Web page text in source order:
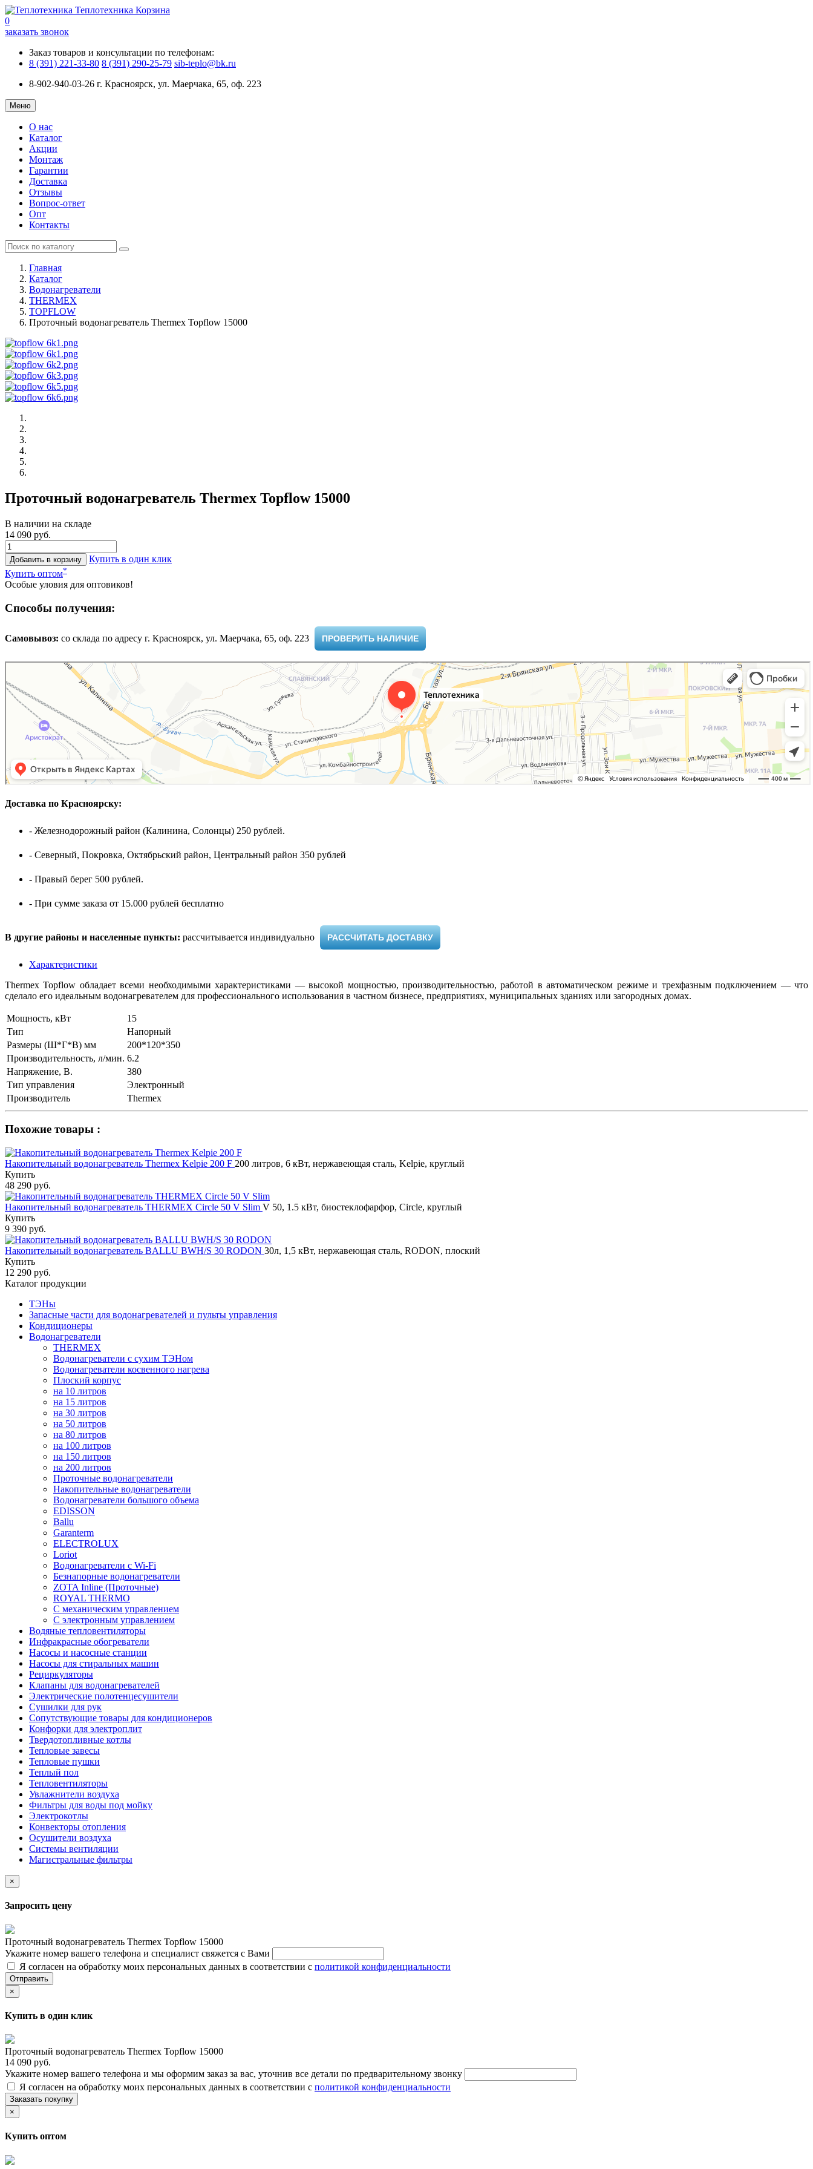
Теплотехника Корзина
0
заказать звонок
Заказ товаров и консультации по телефонам:
8 (391) 221-33-80 8 (391) 290-25-79 sib-teplo@bk.ru
8-902-940-03-26 г. Красноярск, ул. Маерчака, 65, оф. 223
Меню
О нас
Каталог
Акции
Монтаж
Гарантии
Доставка
Отзывы
Вопрос-ответ
Опт
Контакты
Главная
Каталог
Водонагреватели
THERMEX
TOPFLOW
Проточный водонагреватель Thermex Topflow 15000
Проточный водонагреватель Thermex Topflow 15000
В наличии на складе
14 090 руб.
Добавить в корзину
Купить в один клик
Купить оптом*
Особые уловия для оптовиков!
Способы получения:
Самовывоз: cо склада по адресу г. Красноярск, ул. Маерчака, 65, оф. 223 ​ ПРОВЕРИТЬ НАЛИЧИЕ
Доставка по Красноярску:
- Железнодорожный район (Калинина, Солонцы) 250 рублей.
- Северный, Покровка, Октябрьский район, Центральный район 350 рублей
- Правый берег 500 рублей.
- При сумме заказа от 15.000 рублей бесплатно
В другие районы и населенные пункты: рассчитывается индивидуально ​ РАССЧИТАТЬ ДОСТАВКУ
Характеристики
Thermex Topflow обладает всеми необходимыми характеристиками — высокой мощностью, производительностью, работой в автоматическом режиме и трехфазным подключением — что
сделало его идеальным водонагревателем для профессионального использования в частном бизнесе, предприятиях, муниципальных зданиях или загородных домах.
Мощность, кВт
15
Тип
Напорный
Размеры (Ш*Г*В) мм
200*120*350
Производительность, л/мин. 6.2
Напряжение, В.
380
Тип управления
Электронный
Производитель
Thermex
Похожие товары :
Накопительный водонагреватель Thermex Kelpie 200 F 200 литров, 6 кВт, нержавеющая сталь, Kelpie, круглый
Купить
48 290 руб.
Накопительный водонагреватель THERMEX Circle 50 V Slim V 50, 1.5 кВт, биостеклофарфор, Circle, круглый
Купить
9 390 руб.
Накопительный водонагреватель BALLU BWH/S 30 RODON 30л, 1,5 кВт, нержавеющая сталь, RODON, плоский
Купить
12 290 руб.
Каталог продукции
ТЭНы
Запасные части для водонагревателей и пульты управления
Кондиционеры
Водонагреватели
THERMEX
Водонагреватели с сухим ТЭНом
Водонагреватели косвенного нагрева
Плоский корпус
на 10 литров
на 15 литров
на 30 литров
на 50 литров
на 80 литров
на 100 литров
на 150 литров
на 200 литров
Проточные водонагреватели
Накопительные водонагреватели
Водонагреватели большого объема
EDISSON
Ballu
Garanterm
ELECTROLUX
Loriot
Водонагреватели с Wi-Fi
Безнапорные водонагреватели
ZOTA Inline (Проточные)
ROYAL THERMO
С механическим управлением
С электронным управлением
Водяные тепловентиляторы
Инфракрасные обогреватели
Насосы и насосные станции
Насосы для стиральных машин
Рециркуляторы
Клапаны для водонагревателей
Электрические полотенцесушители
Сушилки для рук
Сопутствующие товары для кондиционеров
Конфорки для электроплит
Твердотопливные котлы
Тепловые завесы
Тепловые пушки
Теплый пол
Тепловентиляторы
Увлажнители воздуха
Фильтры для воды под мойку
Электрокотлы
Конвекторы отопления
Осушители воздуха
Системы вентиляции
Магистральные фильтры
×
Запросить цену
Проточный водонагреватель Thermex Topflow 15000
Укажите номер вашего телефона и специалист свяжется с Вами
Я согласен на обработку моих персональных данных в соответствии с политикой конфиденциальности
Отправить
×
Купить в один клик
Проточный водонагреватель Thermex Topflow 15000
14 090 руб.
Укажите номер вашего телефона и мы оформим заказ за вас, уточнив все детали по предварительному звонку
Я согласен на обработку моих персональных данных в соответствии с политикой конфиденциальности
Заказать покупку
×
Купить оптом